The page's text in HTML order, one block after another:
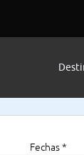
Fechas *